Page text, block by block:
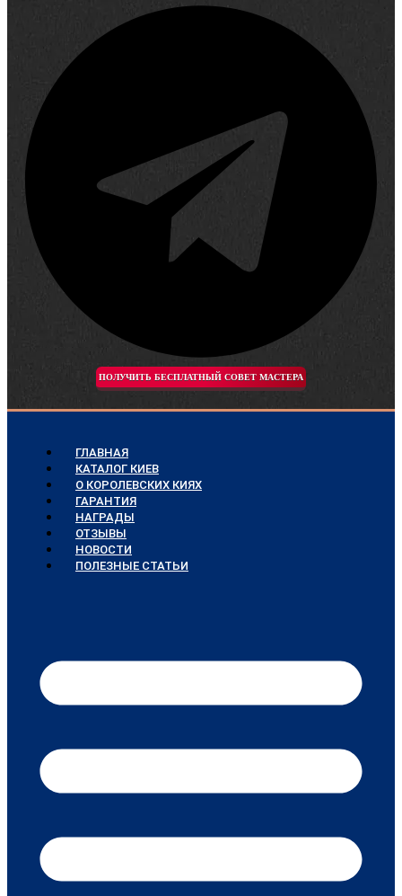
ПОЛУЧИТЬ БЕСПЛАТНЫЙ СОВЕТ МАСТЕРА
ГЛАВНАЯ
КАТАЛОГ КИЕВ
О КОРОЛЕВСКИХ КИЯХ
ГАРАНТИЯ
НАГРАДЫ
ОТЗЫВЫ
НОВОСТИ
ПОЛЕЗНЫЕ СТАТЬИ